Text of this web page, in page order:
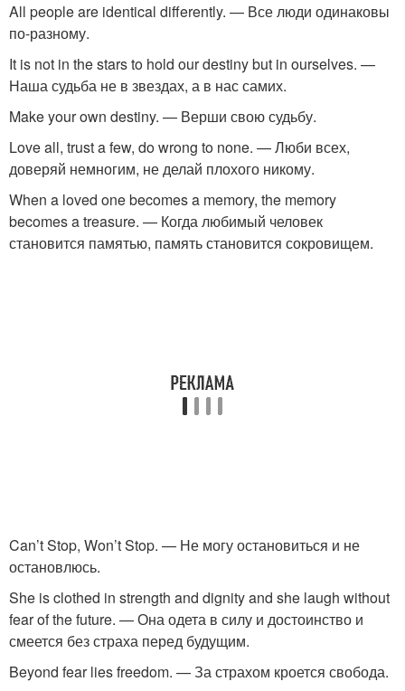
All people are identical differently. — Все люди одинаковы
по-разному.
It is not in the stars to hold our destiny but in ourselves. —
Наша судьба не в звездах, а в нас самих.
Make your own destiny. — Верши свою судьбу.
Love all, trust a few, do wrong to none. — Люби всех,
доверяй немногим, не делай плохого никому.
When a loved one becomes a memory, the memory
becomes a treasure. — Когда любимый человек
становится памятью, память становится сокровищем.
Can’t Stop, Won’t Stop. — Не могу остановиться и не
остановлюсь.
She is clothed in strength and dignity and she laugh without
fear of the future. — Она одета в силу и достоинство и
смеется без страха перед будущим.
Beyond fear lies freedom. — За страхом кроется свобода.